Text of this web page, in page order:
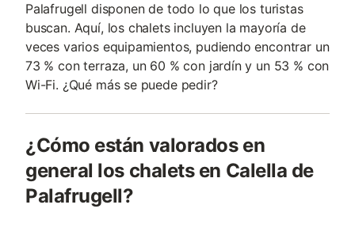
Palafrugell disponen de todo lo que los turistas
buscan. Aquí, los chalets incluyen la mayoría de
veces varios equipamientos, pudiendo encontrar un
73 % con terraza, un 60 % con jardín y un 53 % con
Wi-Fi. ¿Qué más se puede pedir?
¿Cómo están valorados en
general los chalets en Calella de
Palafrugell?